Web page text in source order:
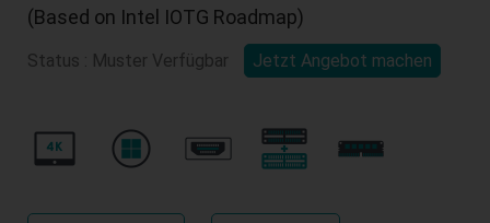
(Based on Intel IOTG Roadmap)
Status : Muster Verfügbar Jetzt Angebot machen